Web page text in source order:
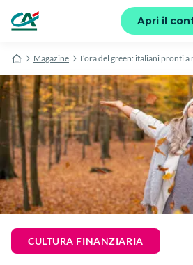
Apri il
Magazine L’ora del green: italiani pronti
CULTURA FINANZIARIA